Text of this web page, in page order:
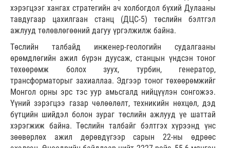
хэрэгцээг хангах стратегийн ач холбогдол бүхий Дулааны
тавдугаар цахилгаан станц (ДЦС-5) төслийн бэлтгэл
ажлууд төлөвлөгөөний дагуу үргэлжилж байна.
Төслийн талбайд инженер-геологийн судалгааны
өрөмдлөгийн ажил бүрэн дуусаж, станцын үндсэн тоног
төхөөрөмж болох зуух, турбин, генератор,
трансформаторыг захиаллаа. Эдгээр тоног төхөөрөмжийг
Монгол орны эрс тэс уур амьсгалд нийцүүлэн сонгожээ.
Үүний зэрэгцээ газар чөлөөлөлт, техникийн нөхцөл, дэд
бүтцийн шийдэл болон зураг төслийн ажлууд үе шаттай
хэрэгжиж байна. Төслийн талбайг бэлтгэх хүрээнд үнс
зөөвөрлөх ажил дөрөвдүгээр сарын 22-ны өдрөөс